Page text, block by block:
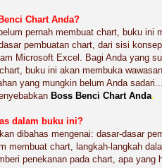
Chart Anda?
pernah membuat chart, buku ini
pembuatan chart, dari sisi
Microsoft Excel. Bagi Anda yang
buku ini akan membuka
yang mungkin belum Anda
Boss Benci Chart Anda.
dalam buku ini?
dibahas mengenai: dasar-dasar
membuat chart, langkah-langkah
penekanan pada chart, apa yang